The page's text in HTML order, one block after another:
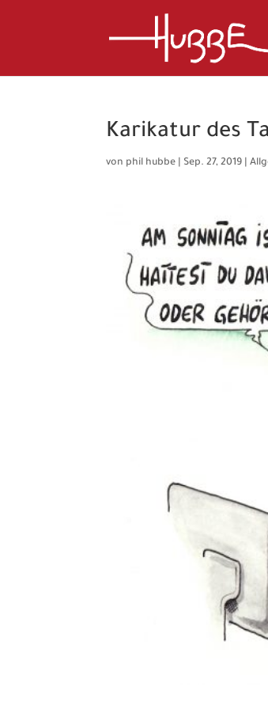
Karikatur des
von phil hubbe Sep. 27, 2019 |